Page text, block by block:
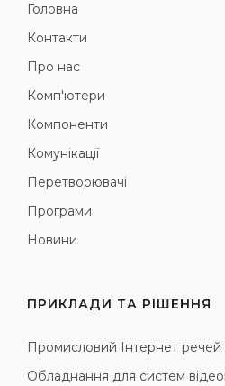
Головна
Контакти
Про нас
Комп'ютери
Компоненти
Комунікації
Перетворювачі
Програми
Новини
ПРИКЛАДИ ТА РІШЕННЯ
Промисловий Інтернет речей
Обладнання для систем